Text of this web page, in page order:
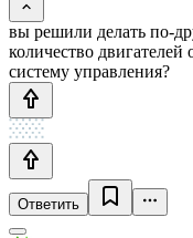
вы решили делать по-
количество
систему управления?
Ответить